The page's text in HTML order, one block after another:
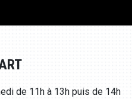
de 11h à 13h puis de 14h